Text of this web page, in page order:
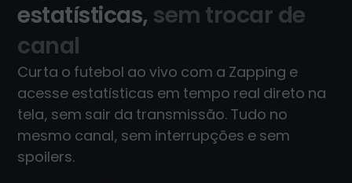
estatísticas, sem trocar de
canal
Curta o futebol ao vivo com a Zapping e
acesse estatísticas em tempo real direto na
tela, sem sair da transmissão. Tudo no
mesmo canal, sem interrupções e sem
spoilers.